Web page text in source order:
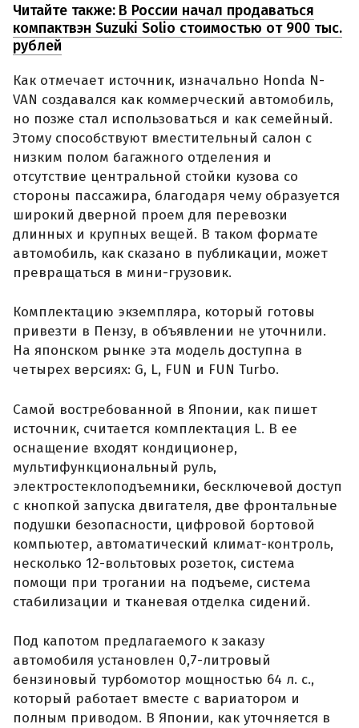
Читайте также: В России начал продаваться
компактвэн Suzuki Solio стоимостью от 900 тыс.
рублей
Как отмечает источник, изначально Honda N-
VAN создавался как коммерческий автомобиль,
но позже стал использоваться и как семейный.
Этому способствуют вместительный салон с
низким полом багажного отделения и
отсутствие центральной стойки кузова со
стороны пассажира, благодаря чему образуется
широкий дверной проем для перевозки
длинных и крупных вещей. В таком формате
автомобиль, как сказано в публикации, может
превращаться в мини-грузовик.
Комплектацию экземпляра, который готовы
привезти в Пензу, в объявлении не уточнили.
На японском рынке эта модель доступна в
четырех версиях: G, L, FUN и FUN Turbo.
Самой востребованной в Японии, как пишет
источник, считается комплектация L. В ее
оснащение входят кондиционер,
мультифункциональный руль,
электростеклоподъемники, бесключевой доступ
с кнопкой запуска двигателя, две фронтальные
подушки безопасности, цифровой бортовой
компьютер, автоматический климат-контроль,
несколько 12-вольтовых розеток, система
помощи при трогании на подъеме, система
стабилизации и тканевая отделка сидений.
Под капотом предлагаемого к заказу
автомобиля установлен 0,7-литровый
бензиновый турбомотор мощностью 64 л. с.,
который работает вместе с вариатором и
полным приводом. В Японии, как уточняется в